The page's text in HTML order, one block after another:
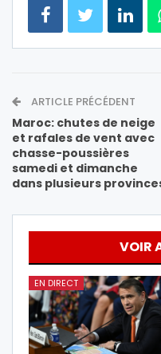
ARTICLE PRÉCÉDENT
Maroc: chutes de neige
et rafales de vent avec
chasse-poussières
samedi et dimanche
dans plusieurs
VOIR
EN DIRECT